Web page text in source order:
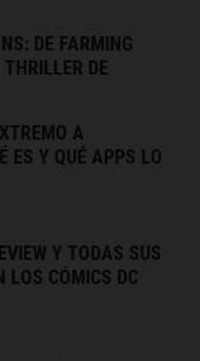
DE FARMING
DE
A
ES Y QUÉ APPS LO
Y TODAS SUS
LOS CÓMICS DC